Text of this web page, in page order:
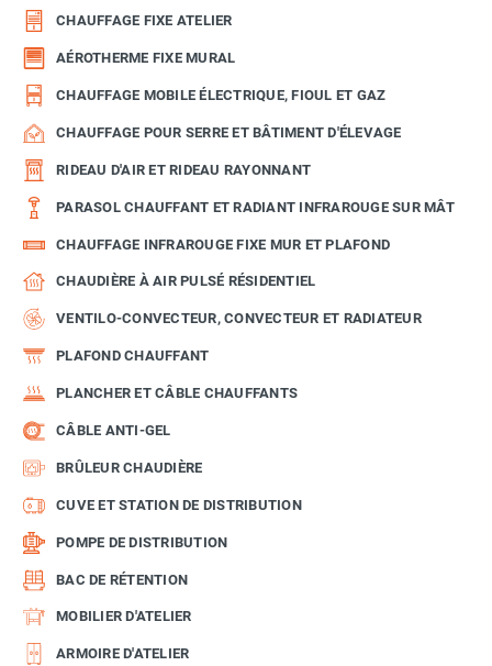
CHAUFFAGE FIXE ATELIER
AÉROTHERME FIXE MURAL
CHAUFFAGE MOBILE ÉLECTRIQUE, FIOUL ET GAZ
CHAUFFAGE POUR SERRE ET BÂTIMENT D'ÉLEVAGE
RIDEAU D'AIR ET RIDEAU RAYONNANT
PARASOL CHAUFFANT ET RADIANT INFRAROUGE SUR MÂT
CHAUFFAGE INFRAROUGE FIXE MUR ET PLAFOND
CHAUDIÈRE À AIR PULSÉ RÉSIDENTIEL
VENTILO-CONVECTEUR, CONVECTEUR ET RADIATEUR
PLAFOND CHAUFFANT
PLANCHER ET CÂBLE CHAUFFANTS
CÂBLE ANTI-GEL
BRÛLEUR CHAUDIÈRE
CUVE ET STATION DE DISTRIBUTION
POMPE DE DISTRIBUTION
BAC DE RÉTENTION
MOBILIER D'ATELIER
ARMOIRE D'ATELIER